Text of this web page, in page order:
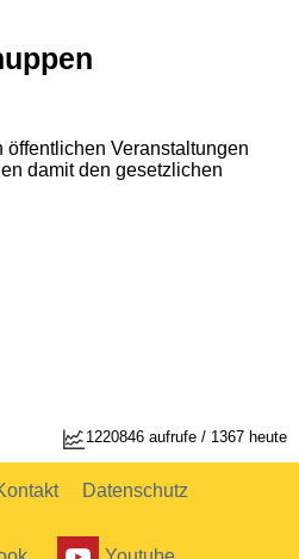
öffentlichen Veranstaltungen
damit den gesetzlichen
1220846 aufrufe / 1367 heute
Datenschutz